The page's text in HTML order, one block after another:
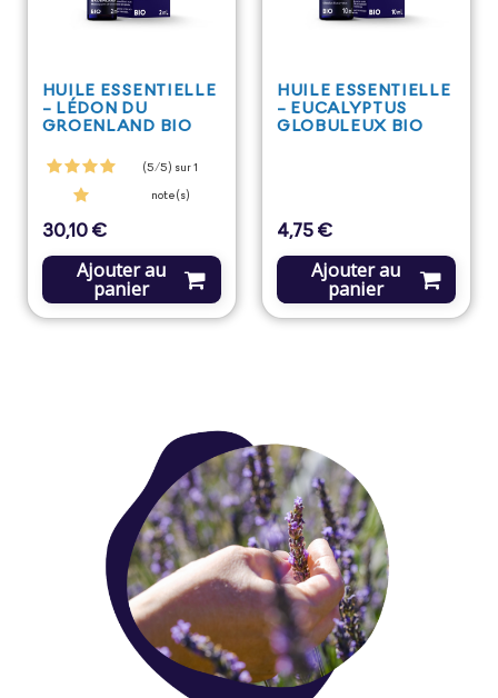
HUILE ESSENTIELLE
- LÉDON DU
GROENLAND BIO
(5/5) sur 1
note(s)
Prix
30,10 €
Ajouter au
panier
HUILE ESSENTIELLE
- EUCALYPTUS
GLOBULEUX BIO
Prix
4,75 €
Ajouter au
panier